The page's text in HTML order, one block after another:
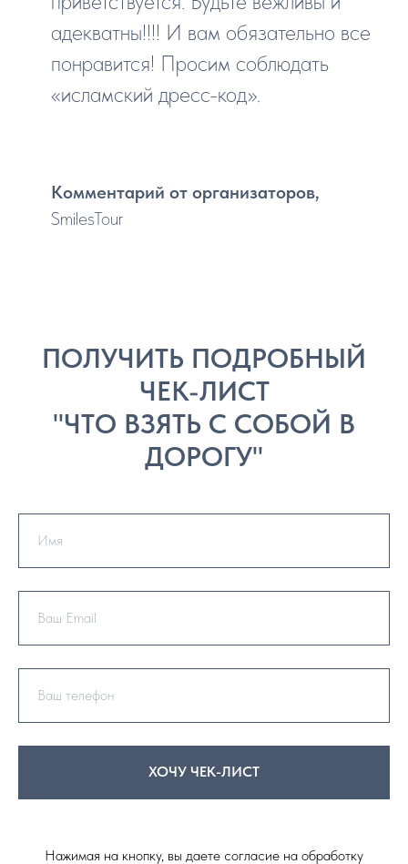
адекватны!!!! И вам обязательно все
понравится! Просим соблюдать
«исламский дресс-код».
Комментарий от организаторов,
SmilesTour
ПОЛУЧИТЬ ПОДРОБНЫЙ
ЧЕК-ЛИСТ
"ЧТО ВЗЯТЬ С СОБОЙ В
ДОРОГУ"
ХОЧУ ЧЕК-ЛИСТ
Нажимая на кнопку, вы даете согласие на обработку